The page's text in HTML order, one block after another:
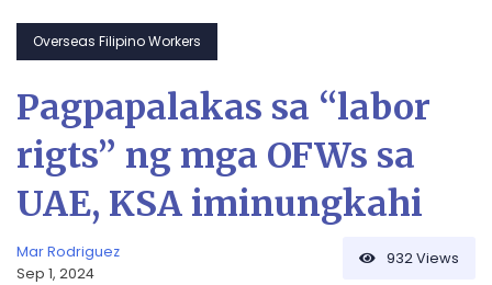
Overseas Filipino Workers
Pagpapalakas sa “labor
rigts” ng mga OFWs sa
UAE, KSA iminungkahi
Mar Rodriguez
Sep 1, 2024
932Views